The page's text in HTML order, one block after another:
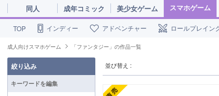
同人 成年コミック 美少女ゲーム スマホゲーム
TOP インディー アドベンチャー ロールプレイン
成人向けスマホゲーム 「ファンタジー」の作品一覧
並び替え :
絞り込み
キーワードを編集